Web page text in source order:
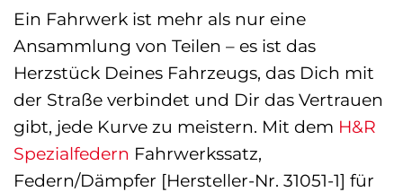
Ein Fahrwerk ist mehr als nur eine
Ansammlung von Teilen – es ist das
Herzstück Deines Fahrzeugs, das Dich mit
der Straße verbindet und Dir das Vertrauen
gibt, jede Kurve zu meistern. Mit dem H&R
Spezialfedern Fahrwerkssatz,
Federn/Dämpfer [Hersteller-Nr. 31051-1] für